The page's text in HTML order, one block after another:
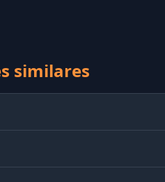
similares